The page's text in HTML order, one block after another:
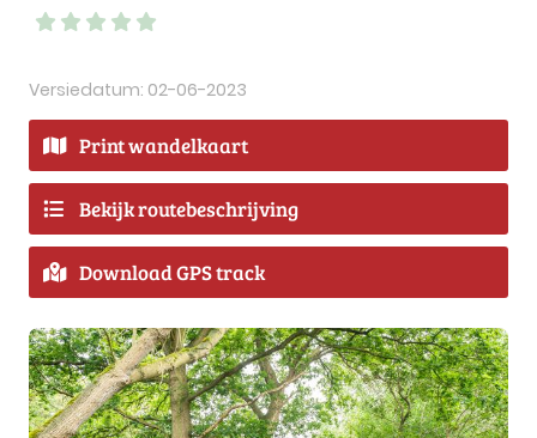
Versiedatum: 02-06-2023
Print wandelkaart
Bekijk routebeschrijving
Download GPS track